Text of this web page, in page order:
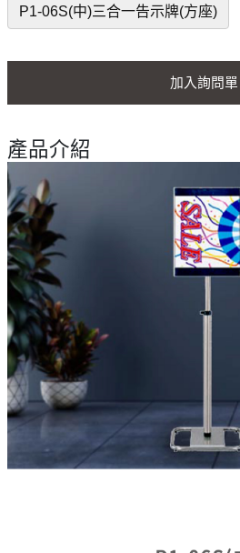
P1-06S(中)三合一告示牌(方座)
加入詢問單
產品介紹